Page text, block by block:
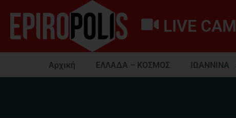
LIVE CAM
Αρχική ΕΛΛΑΔΑ – ΚΟΣΜΟΣ ΙΩΑΝΝΙΝΑ